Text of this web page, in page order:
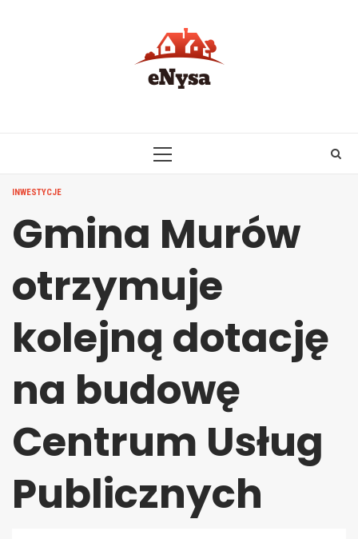
PRIMARY
INWESTYCJE
Gmina Murów
otrzymuje
kolejną dotację
na budowę
Centrum Usług
Publicznych